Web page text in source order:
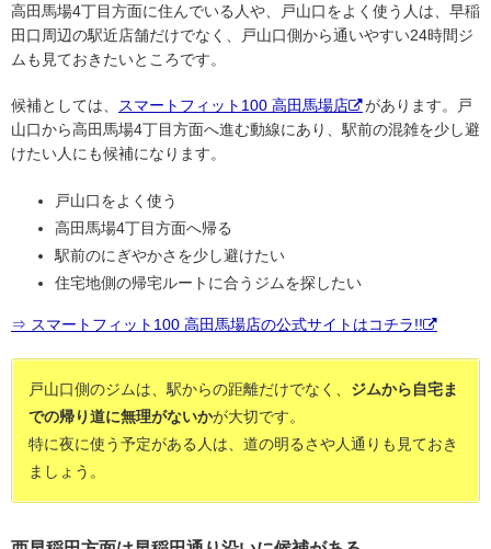
高田馬場4丁目方面に住んでいる人や、戸山口をよく使う人は、早稲
田口周辺の駅近店舗だけでなく、戸山口側から通いやすい24時間ジ
ムも見ておきたいところです。
候補としては、 スマートフィット100 高田馬場店
があります。戸
山口から高田馬場4丁目方面へ進む動線にあり、駅前の混雑を少し避
けたい人にも候補になります。
戸山口をよく使う
高田馬場4丁目方面へ帰る
駅前のにぎやかさを少し避けたい
住宅地側の帰宅ルートに合うジムを探したい
⇒ スマートフィット100 高田馬場店の公式サイトはコチラ!!
戸山口側のジムは、駅からの距離だけでなく、 ジムから自宅ま
での帰り道に無理がないかが大切です。
特に夜に使う予定がある人は、道の明るさや人通りも見ておき
ましょう。